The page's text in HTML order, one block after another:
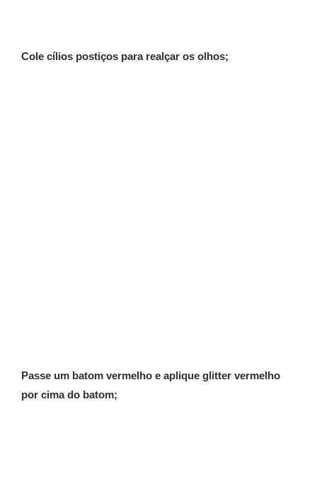
Cole cílios postiços para realçar os olhos;
Passe um batom vermelho e aplique glitter vermelho
por cima do batom;